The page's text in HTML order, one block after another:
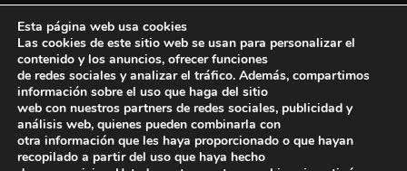
Una manera de hacer Europa
Proyecto financiado por elFondo Europeo de
Desarrollo Regional
Esta página web usa cookies
Las cookies de este sitio web se usan para personalizar el
contenido y los anuncios, ofrecer funciones
de redes sociales y analizar el tráfico. Además, compartimos
información sobre el uso que haga del sitio
web con nuestros partners de redes sociales, publicidad y
análisis web, quienes pueden combinarla con
otra información que les haya proporcionado o que hayan
recopilado a partir del uso que haya hecho